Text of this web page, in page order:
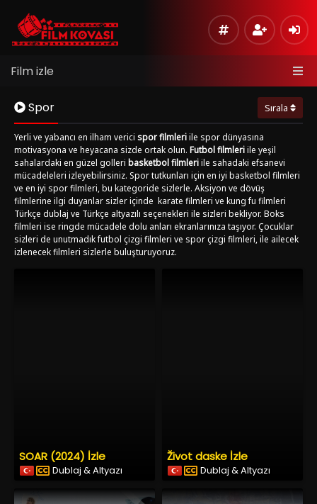
Film izle
Spor Sırala
Yerli ve yabancı en ilham verici spor filmleriile spor dünyasına
motivasyona ve heyacana sizde ortak olun. Futbol filmleriile yeşil
sahalardaki en güzel golleri basketbol filmleriile sahadaki efsanevi
mücadeleleri izleyebilirsiniz. Spor tutkunları için en iyi basketbol filmleri
ve en iyi spor filmleri, bu kategoride sizlerle. Aksiyon ve dövüş
filmlerine ilgi duyanlar sizler içinde karate filmleri ve kung fu filmleri
Türkçe dublaj ve Türkçe altyazılı seçenekleri ile sizleri bekliyor. Boks
filmleri ise ringde mücadele dolu anları ekranlarınıza taşıyor. Çocuklar
sizleri de unutmadık futbol çizgi filmleri ve spor çizgi filmleri, ile ailecek
izlenecek filmleri sizlerle buluşturuyoruz.
SOAR (2024) İzle
Dublaj & Altyazı
Život daske İzle
Dublaj & Altyazı